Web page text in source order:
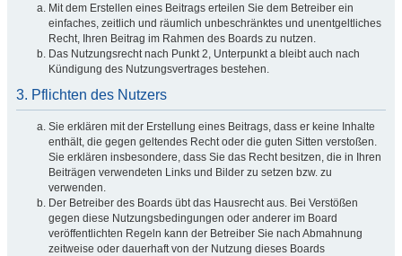
Mit dem Erstellen eines Beitrags erteilen Sie dem Betreiber ein
einfaches, zeitlich und räumlich unbeschränktes und unentgeltliches
Recht, Ihren Beitrag im Rahmen des Boards zu nutzen.
Das Nutzungsrecht nach Punkt 2, Unterpunkt a bleibt auch nach
Kündigung des Nutzungsvertrages bestehen.
3. Pflichten des Nutzers
Sie erklären mit der Erstellung eines Beitrags, dass er keine Inhalte
enthält, die gegen geltendes Recht oder die guten Sitten verstoßen.
Sie erklären insbesondere, dass Sie das Recht besitzen, die in Ihren
Beiträgen verwendeten Links und Bilder zu setzen bzw. zu
verwenden.
Der Betreiber des Boards übt das Hausrecht aus. Bei Verstößen
gegen diese Nutzungsbedingungen oder anderer im Board
veröffentlichten Regeln kann der Betreiber Sie nach Abmahnung
zeitweise oder dauerhaft von der Nutzung dieses Boards